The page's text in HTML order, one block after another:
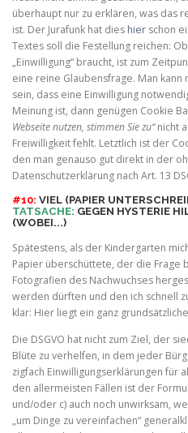
überhaupt nur zu erklären, was das
ist. Der Jurafunk hat dies hier schon
Textes soll die Festellung reichen:
„Einwilligung“ braucht, ist zum
eine reine Glaubensfrage. Man
sein, dass eine Einwilligung
Meinung ist, dann genügen Cookie
Webseite nutzen, stimmen Sie zu“nicht
Freiwilligkeit fehlt. Letztlich ist der
den man genauso gut direkt in der
Datenschutzerklärung nach Art. 13
#10: VIEL (PAPIER
TATSACHE: GEGEN HYSTERIE
(WOBEI...)
Spätestens, als der Kindergarten
Papier überschüttete, der die Frage
Fotografien des Nachwuchses
werden dürften und den ich schnell
klar: Hier liegt ein ganz
Die DSGVO hat nicht zum Ziel, der
Blüte zu verhelfen, in dem jeder
zigfach Einwilligungserklärungen für
den allermeisten Fällen ist der
und/oder c) auch noch unwirksam,
„um Dinge zu vereinfachen“